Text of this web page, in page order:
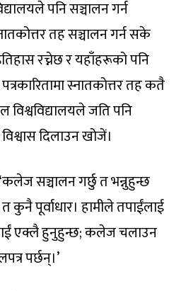
पनि सञ्चालन गर्न
तह सञ्चालन गर्न सके
रच्नेछ र यहाँहरूको पनि
स्नातकोत्तर तह कतै
विश्वविद्यालयले जति पनि
दिलाउन खोजें।
सञ्चालन गर्छु त भन्नुहुन्छ
पूर्वाधार। हामीले तपाईंलाई
एक्लै हुनुहुन्छ; कलेज चलाउन
पर्छन्।’